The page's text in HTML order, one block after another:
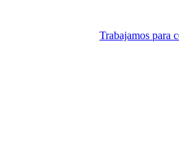
Trabajamos para